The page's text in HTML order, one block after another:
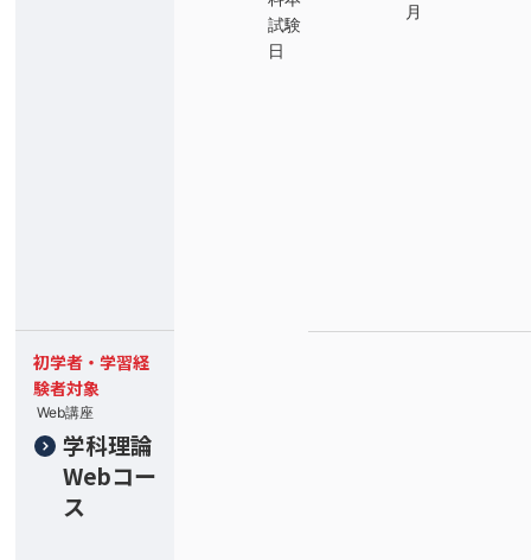
試験
日
月
初学者・学習経
験者対象
Web講座
学科理論
Webコー
ス